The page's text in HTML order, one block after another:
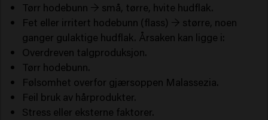
Tørr hodebunn → små, tørre, hvite hudflak.
Fet eller irritert hodebunn (flass) → større, noen
ganger gulaktige hudflak. Årsaken kan ligge i:
Overdreven talgproduksjon.
Tørr hodebunn.
Følsomhet overfor gjærsoppen Malassezia.
Feil bruk av hårprodukter.
Stress eller eksterne faktorer.